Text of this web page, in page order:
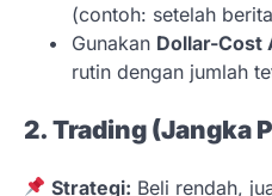
(contoh: setelah
Gunakan Dollar-Cost
rutin dengan jumlah
2. Trading (Jangka
Strategi: Beli rendah,